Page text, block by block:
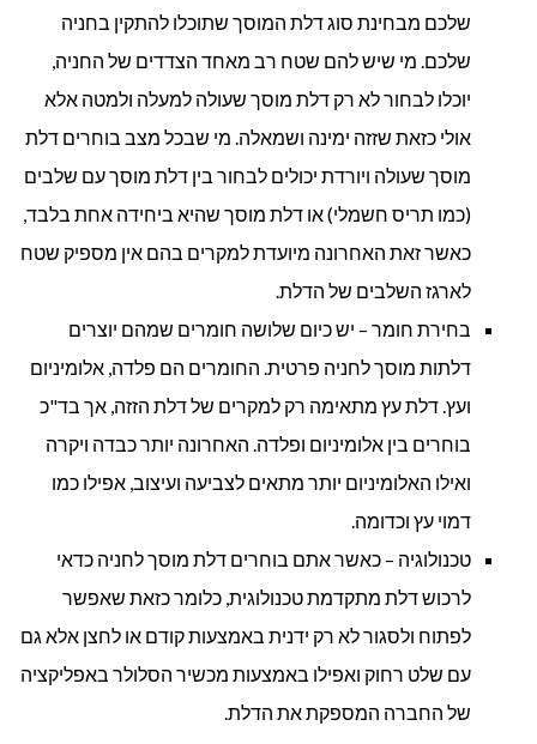
שלכם מבחינת סוג דלת המוסך שתוכלו להתקין בחניה
שלכם. מי שיש להם שטח רב מאחד הצדדים של החניה,
יוכלו לבחור לא רק דלת מוסך שעולה למעלה ולמטה אלא
אולי כזאת שזזה ימינה ושמאלה. מי שבכל מצב בוחרים דלת
מוסך שעולה ויורדת יכולים לבחור בין דלת מוסך עם שלבים
(כמו תריס חשמלי) או דלת מוסך שהיא ביחידה אחת בלבד,
כאשר זאת האחרונה מיועדת למקרים בהם אין מספיק שטח
לארגז השלבים של הדלת.
בחירת חומר – יש כיום שלושה חומרים שמהם יוצרים
דלתות מוסך לחניה פרטית. החומרים הם פלדה, אלומיניום
ועץ. דלת עץ מתאימה רק למקרים של דלת הזזה, אך בד"כ
בוחרים בין אלומיניום ופלדה. האחרונה יותר כבדה ויקרה
ואילו האלומיניום יותר מתאים לצביעה ועיצוב, אפילו כמו
דמוי עץ וכדומה.
טכנולוגיה – כאשר אתם בוחרים דלת מוסך לחניה כדאי
לרכוש דלת מתקדמת טכנולוגית, כלומר כזאת שאפשר
לפתוח ולסגור לא רק ידנית באמצעות קודם או לחצן אלא גם
עם שלט רחוק ואפילו באמצעות מכשיר הסלולר באפליקציה
של החברה המספקת את הדלת.